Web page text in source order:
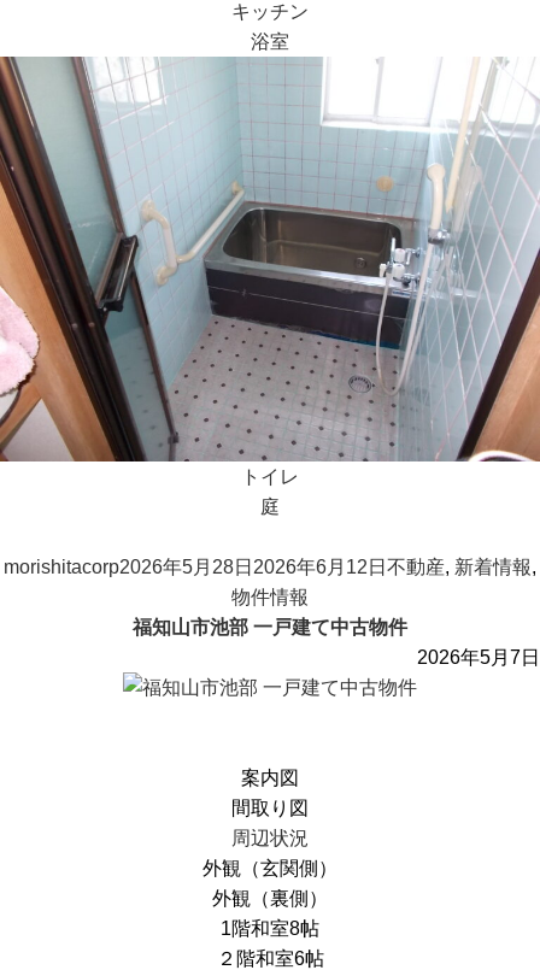
キッチン
浴室
トイレ
庭
投
morishitacorp投
日:
2026年5月28日 2026年6月12日 カ
ゴ
ー
不動産, 新着情報,
物件情報
福知山市池部 一戸建て中古物件
2026年5月7日
案内図
間取り図
周辺状況
外観（玄関側）
外観（裏側）
1階和室8帖
２階和室6帖